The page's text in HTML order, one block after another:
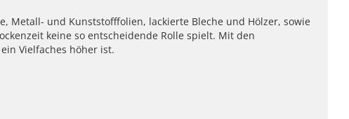
Metall- und Kunststofffolien, lackierte Bleche und Hölzer, sowie
keine so entscheidende Rolle spielt. Mit den
Vielfaches höher ist.